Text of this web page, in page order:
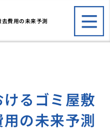
費用の未来予測
るゴミ屋敷
の未来予測